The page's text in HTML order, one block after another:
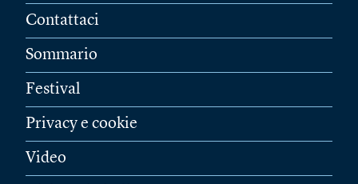
Contattaci
Sommario
Festival
Privacy e cookie
Video